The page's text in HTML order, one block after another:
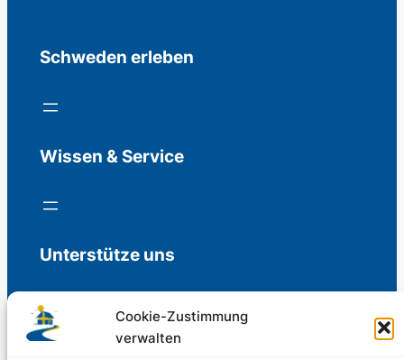
Cookie-Zustimmung
verwalten
Schweden erleben
Wissen & Service
Unterstütze uns
Freiwillige Spenden für die Aufrechterhaltung